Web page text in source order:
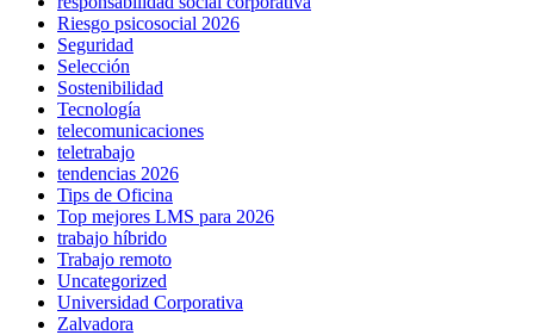
Riesgo psicosocial 2026
Seguridad
Selección
Sostenibilidad
Tecnología
telecomunicaciones
teletrabajo
tendencias 2026
Tips de Oficina
Top mejores LMS para 2026
trabajo híbrido
Trabajo remoto
Uncategorized
Universidad Corporativa
Zalvadora